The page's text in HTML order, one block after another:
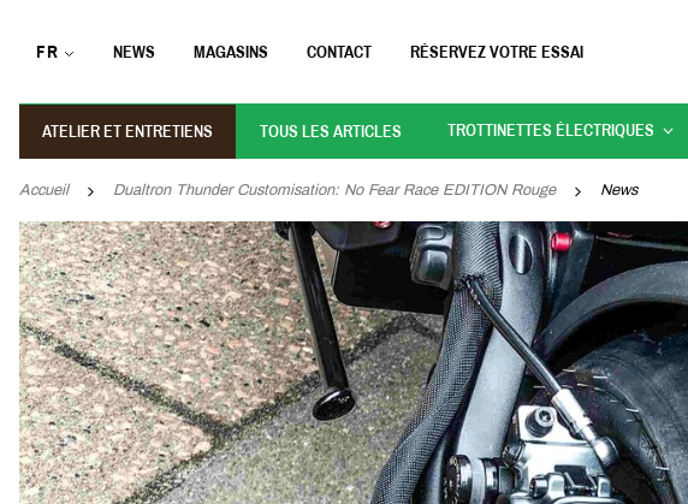
FR NEWS MAGASINS CONTACT RÉSERVEZ VOTRE ESSAI
ATELIER ET ENTRETIENS TOUS LES ARTICLES TROTTINETTES ÉLECTRIQUES
Accueil Dualtron Thunder Customisation: No Fear Race EDITION Rouge News